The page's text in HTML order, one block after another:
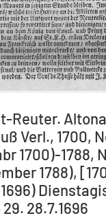
Reuter.
Verl., 1700,
1700)-1788,
1788),
28.7.1696